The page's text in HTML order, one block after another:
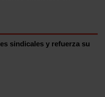
sindicales y refuerza su